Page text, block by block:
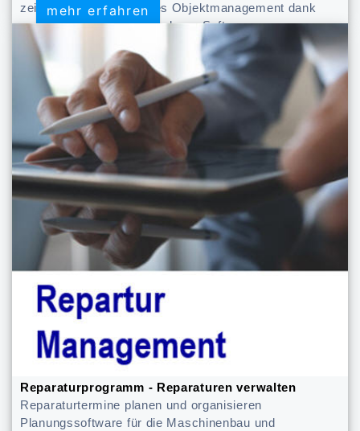
zeitgemäßes technisches Objektmanagement dank
professioneller Wartungsplaner Software
mehr erfahren
mehr erfahren
Reparaturprogramm - Reparaturen verwalten
Reparaturtermine planen und organisieren
Planungssoftware für die Maschinenbau und